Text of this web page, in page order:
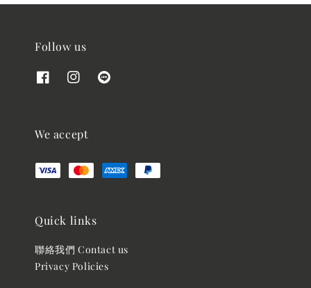
Follow us
We accept
Quick links
聯絡我們 Contact us
Privacy Policies